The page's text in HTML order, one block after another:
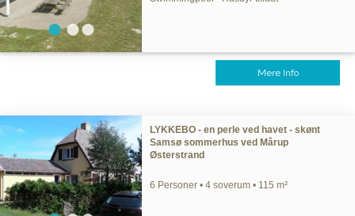
Mere Info
LYKKEBO - en perle ved havet - skønt
Samsø sommerhus ved Mårup
Østerstrand
6 Personer • 4 soverum • 115 m²